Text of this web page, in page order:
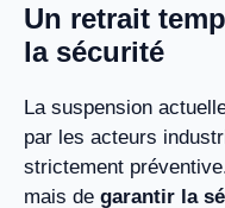
Un retrait
la sécurité
La suspension
par les acteurs
strictement
mais de garantir la